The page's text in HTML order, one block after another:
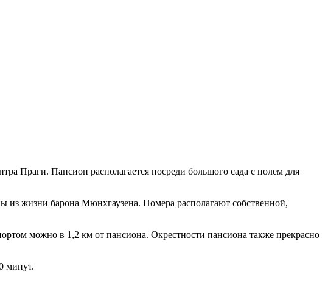
Праги. Пансион располагается посреди большого сада с полем для
из жизни барона Мюнхгаузена. Номера располагают собственной,
можно в 1,2 км от пансиона. Окрестности пансиона также прекрасно
минут.